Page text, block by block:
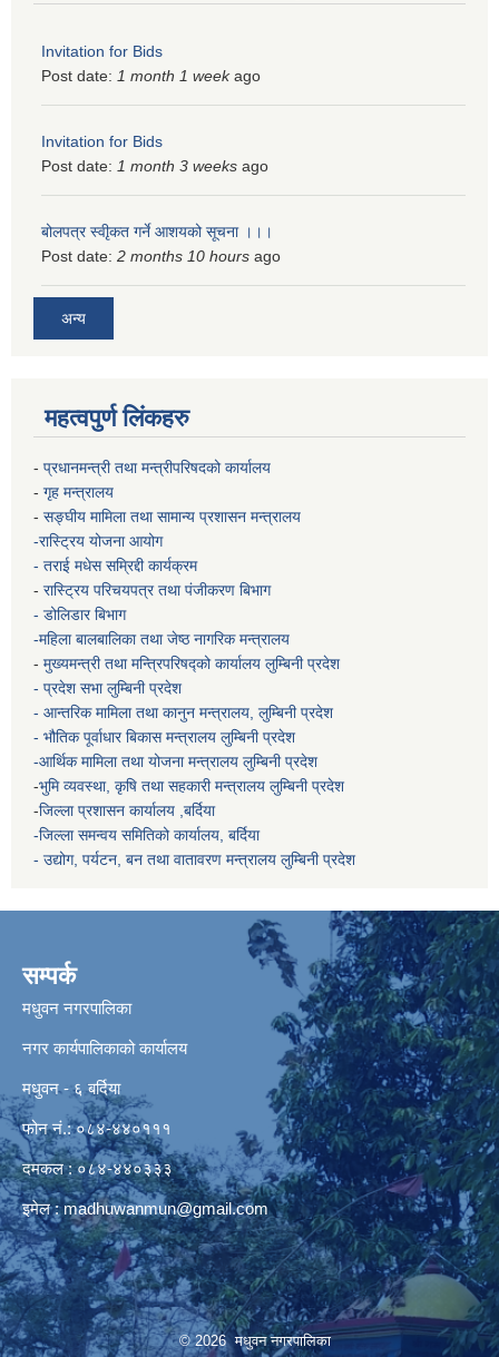
Invitation for Bids
Post date: 1 month 1 weekago
Invitation for Bids
Post date: 1 month 3 weeks ago
बोलपत्र स्वीृकत गर्ने आशयको सूचना ।।।
Post date: 2 months 10 hours ago
अन्य
महत्वपुर्ण लिंकहरु
- प्रधानमन्त्री तथा मन्त्रीपरिषदको कार्यालय
- गृह मन्त्रालय
- सङ्घीय मामिला तथा सामान्य प्रशासन मन्त्रालय
-रास्ट्रिय योजना आयोग
- तराई मधेस सम्रिद्दी कार्यक्रम
- रास्ट्रिय परिचयपत्र तथा पंजीकरण बिभाग
- डोलिडार बिभाग
-महिला बालबालिका तथा जेष्ठ नागरिक मन्त्रालय
- मुख्यमन्त्री तथा मन्त्रिपरिषद्को कार्यालय लुम्बिनी प्रदेश
- प्रदेश सभा लुम्बिनी प्रदेश
- आन्तरिक मामिला तथा कानुन मन्त्रालय, लुम्बिनी प्रदेश
- भौतिक पूर्वाधार बिकास मन्त्रालय लुम्बिनी प्रदेश
-आर्थिक मामिला तथा योजना मन्त्रालय लुम्बिनी प्रदेश
-भुमि व्यवस्था, कृषि तथा सहकारी मन्त्रालय लुम्बिनी प्रदेश
-जिल्ला प्रशासन कार्यालय ,बर्दिया
-जिल्ला समन्वय समितिको कार्यालय, बर्दिया
- उद्योग, पर्यटन, बन तथा वातावरण मन्त्रालय लुम्बिनी प्रदेश
सम्पर्क
मधुवन नगरपालिका
नगर कार्यपालिकाको कार्यालय
मधुवन - ६ बर्दिया
फोन नं.: ०८४-४४०१११
दमकल : ०८४-४४०३३३
इमेल :madhuwanmun@gmail.com
© 2026 मधुवन नगरपालिका